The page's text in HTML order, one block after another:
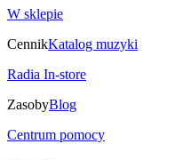
W sklepie
CennikKatalog muzyki
Radia In-store
ZasobyBlog
Centrum pomocy